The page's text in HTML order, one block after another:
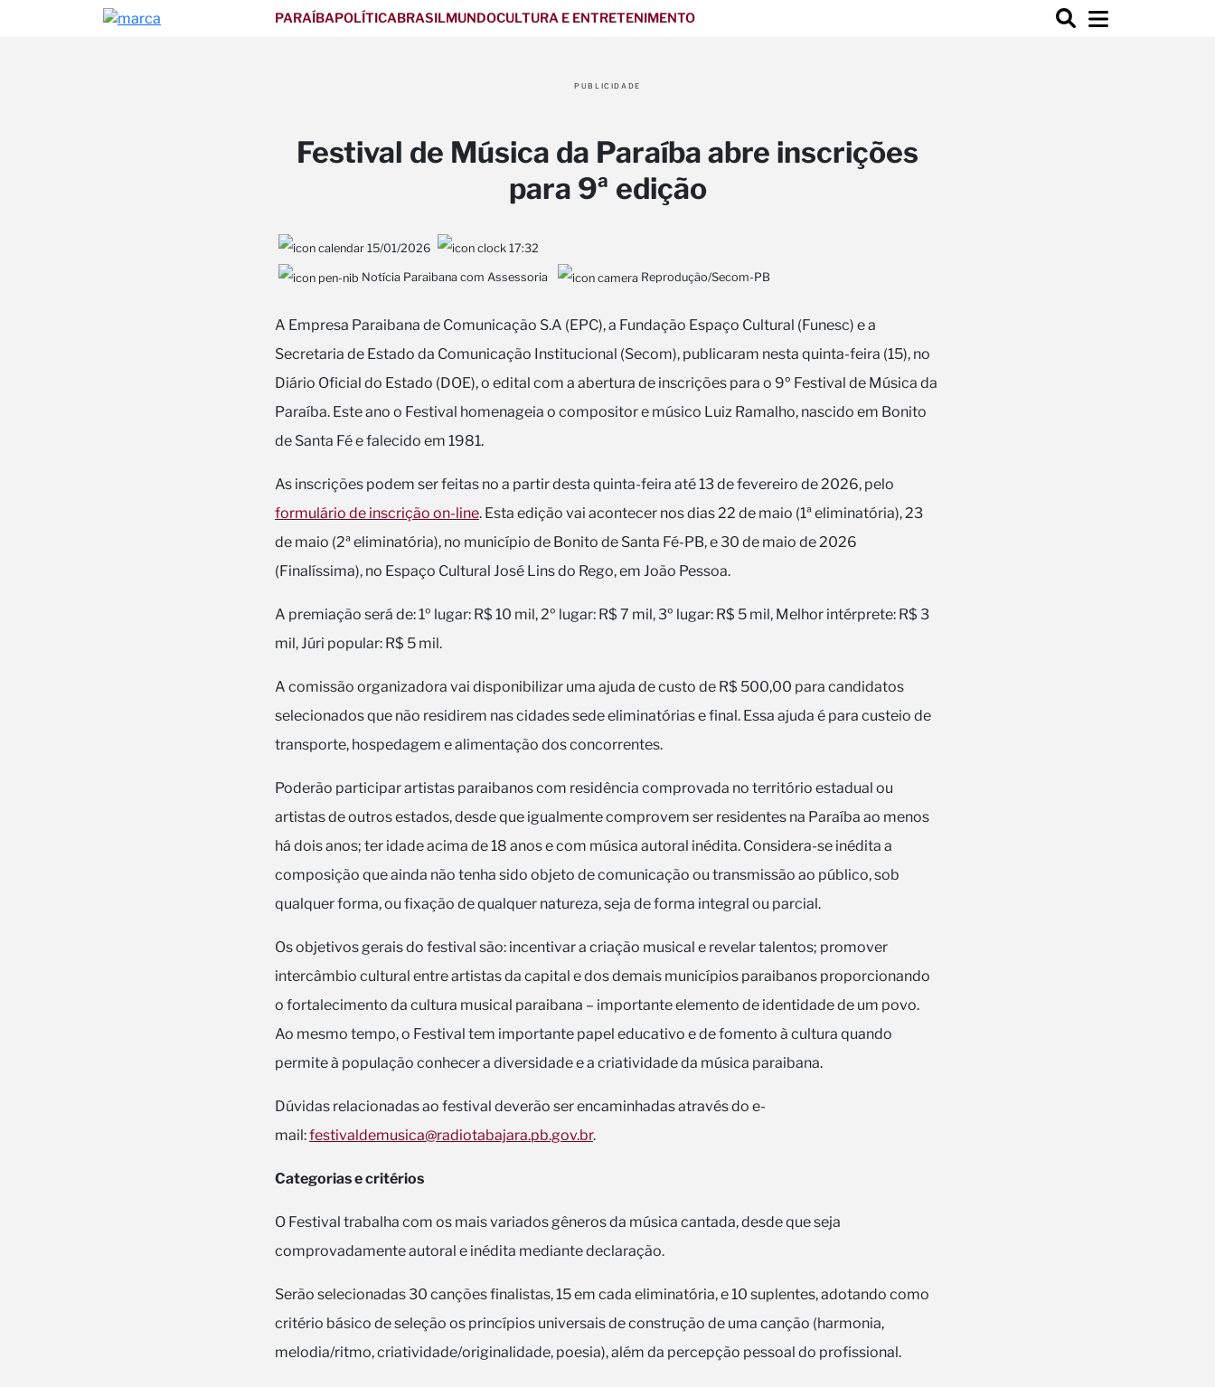
PARAÍBAPOLÍTICABRASILMUNDOCULTURA E ENTRETENIMENTO
PUBLICIDADE
Festival de Música da Paraíba abre inscrições
para 9ª edição
15/01/2026 17:32
Notícia Paraibana com Assessoria Reprodução/Secom-PB
A Empresa Paraibana de Comunicação S.A (EPC), a Fundação Espaço Cultural (Funesc) e a
Secretaria de Estado da Comunicação Institucional (Secom), publicaram nesta quinta-feira (15), no
Diário Oficial do Estado (DOE), o edital com a abertura de inscrições para o 9º Festival de Música da
Paraíba. Este ano o Festival homenageia o compositor e músico Luiz Ramalho, nascido em Bonito
de Santa Fé e falecido em 1981.
As inscrições podem ser feitas no a partir desta quinta-feira até 13 de fevereiro de 2026, pelo
formulário de inscrição on-line. Esta edição vai acontecer nos dias 22 de maio (1ª eliminatória), 23
de maio (2ª eliminatória), no município de Bonito de Santa Fé-PB, e 30 de maio de 2026
(Finalíssima), no Espaço Cultural José Lins do Rego, em João Pessoa.
A premiação será de: 1º lugar: R$ 10 mil, 2º lugar: R$ 7 mil, 3º lugar: R$ 5 mil, Melhor intérprete: R$ 3
mil, Júri popular: R$ 5 mil.
A comissão organizadora vai disponibilizar uma ajuda de custo de R$ 500,00 para candidatos
selecionados que não residirem nas cidades sede eliminatórias e final. Essa ajuda é para custeio de
transporte, hospedagem e alimentação dos concorrentes.
Poderão participar artistas paraibanos com residência comprovada no território estadual ou
artistas de outros estados, desde que igualmente comprovem ser residentes na Paraíba ao menos
há dois anos; ter idade acima de 18 anos e com música autoral inédita. Considera-se inédita a
composição que ainda não tenha sido objeto de comunicação ou transmissão ao público, sob
qualquer forma, ou fixação de qualquer natureza, seja de forma integral ou parcial.
Os objetivos gerais do festival são: incentivar a criação musical e revelar talentos; promover
intercâmbio cultural entre artistas da capital e dos demais municípios paraibanos proporcionando
o fortalecimento da cultura musical paraibana – importante elemento de identidade de um povo.
Ao mesmo tempo, o Festival tem importante papel educativo e de fomento à cultura quando
permite à população conhecer a diversidade e a criatividade da música paraibana.
Dúvidas relacionadas ao festival deverão ser encaminhadas através do e-
mail:festivaldemusica@radiotabajara.pb.gov.br.
Categorias e critérios
O Festival trabalha com os mais variados gêneros da música cantada, desde que seja
comprovadamente autoral e inédita mediante declaração.
Serão selecionadas 30 canções finalistas, 15 em cada eliminatória, e 10 suplentes, adotando como
critério básico de seleção os princípios universais de construção de uma canção (harmonia,
melodia/ritmo, criatividade/originalidade, poesia), além da percepção pessoal do profissional.